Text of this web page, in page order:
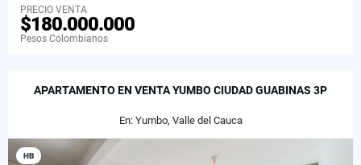
PRECIO VENTA
$180.000.000
Pesos Colombianos
APARTAMENTO EN VENTA YUMBO CIUDAD GUABINAS 3P
En: Yumbo, Valle del Cauca
HB